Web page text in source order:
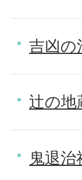
吉凶の
辻の
鬼退治